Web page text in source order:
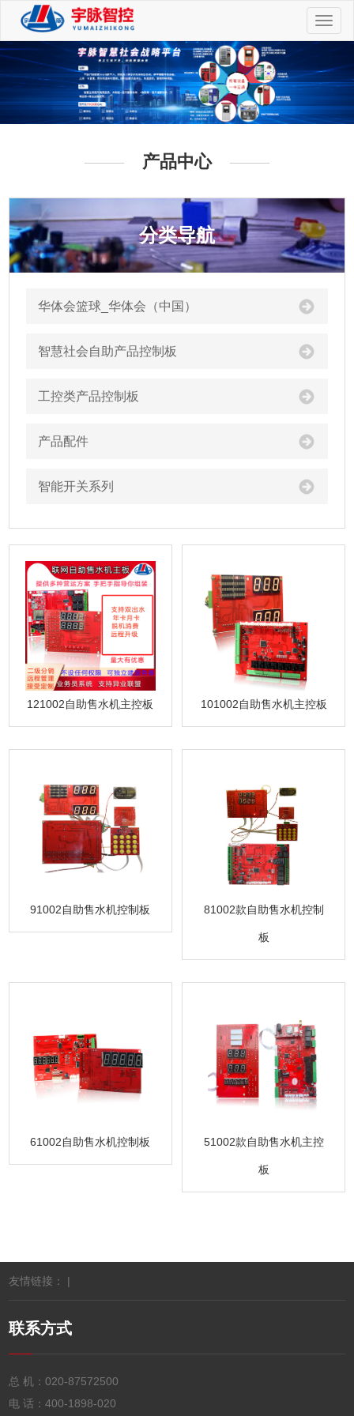
切
换
航
产品中心
分类导航
华体会篮球_华体会（中国）
智慧社会自助产品控制板
工控类产品控制板
产品配件
智能开关系列
121002自助售水机主控板 101002自助售水机主控板
91002自助售水机控制板 81002款自助售水机控制
板
61002自助售水机控制板 51002款自助售水机主控
板
友情链接： |
联系方式
总 机：020-87572500
电 话：400-1898-020